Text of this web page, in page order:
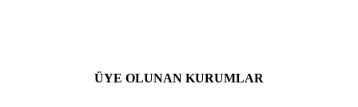
ÜYE OLUNAN KURUMLAR